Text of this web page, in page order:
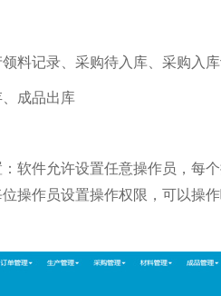
料记录、采购待入库、采购入
、成品出库
软件允许设置任意操作员，每
操作员设置操作权限，可以操